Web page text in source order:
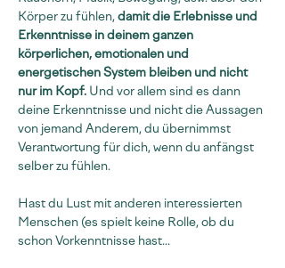
Körper zu fühlen, damit die Erlebnisse und
Erkenntnisse in deinem ganzen
körperlichen, emotionalen und
energetischen System bleiben und nicht
nur im Kopf. Und vor allem sind es dann
deine Erkenntnisse und nicht die Aussagen
von jemand Anderem, du übernimmst
Verantwortung für dich, wenn du anfängst
selber zu fühlen.
Hast du Lust mit anderen interessierten
Menschen (es spielt keine Rolle, ob du
schon Vorkenntnisse hast…